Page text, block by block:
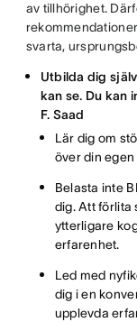
av tillhörighet.
svarta,
Utbilda dig
kan se. Du kan
F. Saad
Lär dig om
över din
Belasta inte
dig. Att förlita
ytterligare
erfarenhet.
Led med
dig i en
upplevda